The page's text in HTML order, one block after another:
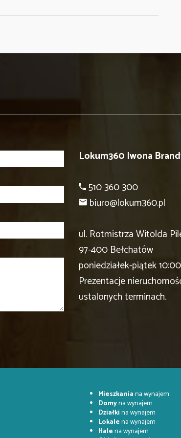
Lokum360 Iwona
510 360 300
biuro@lokum360.pl
ul. Rotmistrza Witolda
97-400 Bełchatów
poniedziałek-piątek
Prezentacje
ustalonych terminach.
Mieszkaniana wynajem
Domyna wynajem
Działkina wynajem
Lokalena wynajem
Halena wynajem